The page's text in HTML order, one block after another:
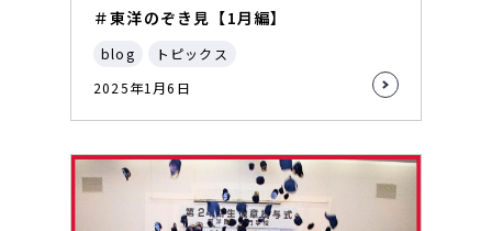
＃東洋のぞき見【1月編】
blog
トピックス
2025年1月6日